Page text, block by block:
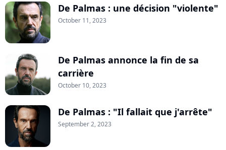
De Palmas : une décision "violente"
October 11, 2023
De Palmas annonce la fin de sa
carrière
October 10, 2023
De Palmas : "Il fallait que j'arrête"
September 2, 2023